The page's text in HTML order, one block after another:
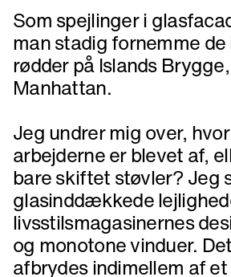
Som spejlinger i
man stadig fornemme
rødder på Islands
Manhattan.
Jeg undrer mig over,
arbejderne er blevet af,
bare skiftet støvler? Jeg
glasinddækkede
livsstilsmagasinernes
og monotone vinduer.
afbrydes indimellem af